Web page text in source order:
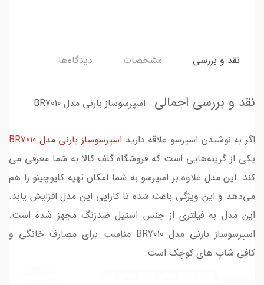
نقد و بررسی مشخصات دیدگاه‌ها
نقد و بررسی اجمالی اسپرسوساز بارنی مدل BR7010
اگر به نوشیدن اسپرسو علاقه دارید اسپرسوساز بارنی مدل BR7010
یکی از گزینه‌هایی است که فروشگاه گلف کالا به شما معرفی می
کند .این مدل علاوه بر اسپرسو به شما امکان تهیه کاپوچینو را هم
می‌دهد و این ویژگی باعث شده تا کارایی این مدل افزایش یابد.
این مدل به فیلتری از جنس استیل ضدزنگ مجهز شده است.
اسپرسوساز بارنی مدل BR7010 مناسب برای مصارف خانگی و
کافی شاپ های کوچک است.